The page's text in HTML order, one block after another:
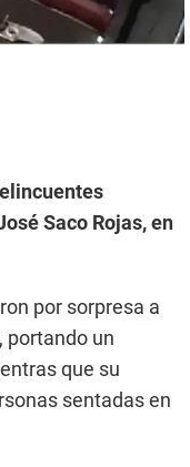
Saco Rojas, en
por sorpresa a
portando un
que su
sentadas en